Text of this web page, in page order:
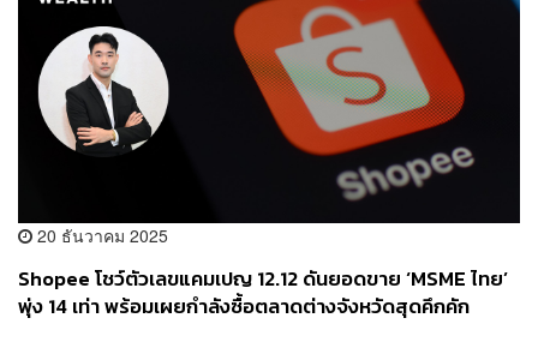
20 ธันวาคม 2025
Shopee โชว์ตัวเลขแคมเปญ 12.12 ดันยอดขาย ‘MSME ไทย’
พุ่ง 14 เท่า พร้อมเผยกำลังซื้อตลาดต่างจังหวัดสุดคึกคัก